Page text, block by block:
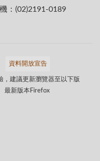
：(02)2191-0189
資料開放宣告
，建議更新瀏覽器至以下版
最新版本Firefox